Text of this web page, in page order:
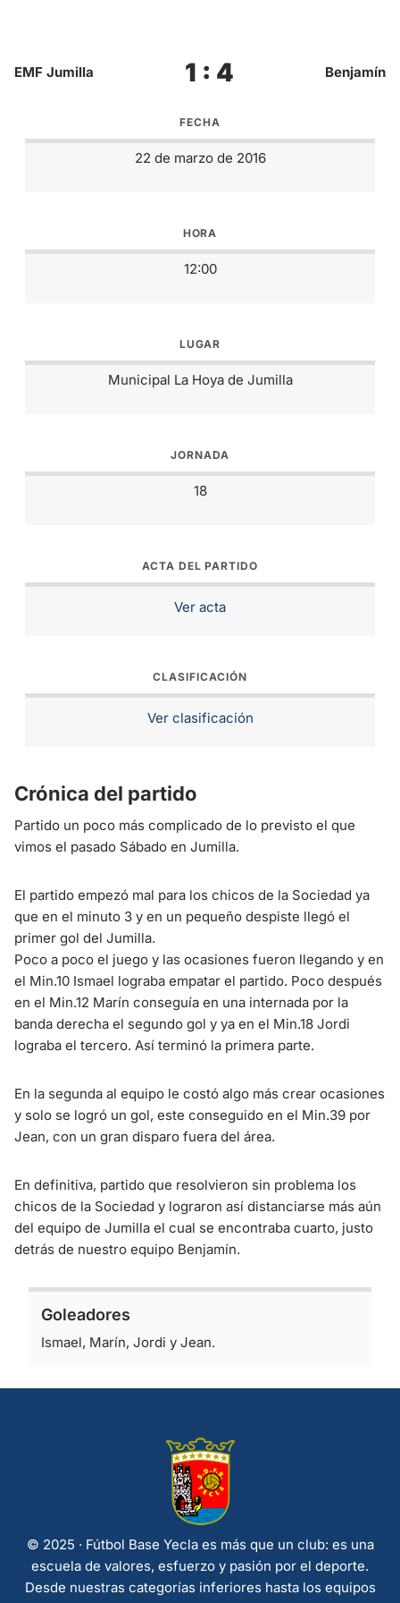
EMF Jumilla 1 : 4 Benjamín
FECHA
22 de marzo de 2016
HORA
12:00
LUGAR
Municipal La Hoya de Jumilla
JORNADA
18
ACTA DEL PARTIDO
Ver acta
CLASIFICACIÓN
Ver clasificación
Crónica del partido
Partido un poco más complicado de lo previsto el que
vimos el pasado Sábado en Jumilla.
El partido empezó mal para los chicos de la Sociedad ya
que en el minuto 3 y en un pequeño despiste llegó el
primer gol del Jumilla.
Poco a poco el juego y las ocasiones fueron llegando y en
el Min.10 Ismael lograba empatar el partido. Poco después
en el Min.12 Marín conseguía en una internada por la
banda derecha el segundo gol y ya en el Min.18 Jordi
lograba el tercero. Así terminó la primera parte.
En la segunda al equipo le costó algo más crear ocasiones
y solo se logró un gol, este conseguido en el Min.39 por
Jean, con un gran disparo fuera del área.
En definitiva, partido que resolvieron sin problema los
chicos de la Sociedad y lograron así distanciarse más aún
del equipo de Jumilla el cual se encontraba cuarto, justo
detrás de nuestro equipo Benjamín.
Goleadores
Ismael, Marín, Jordi y Jean.
© 2025 · Fútbol Base Yecla es más que un club: es una
escuela de valores, esfuerzo y pasión por el deporte.
Desde nuestras categorías inferiores hasta los equipos